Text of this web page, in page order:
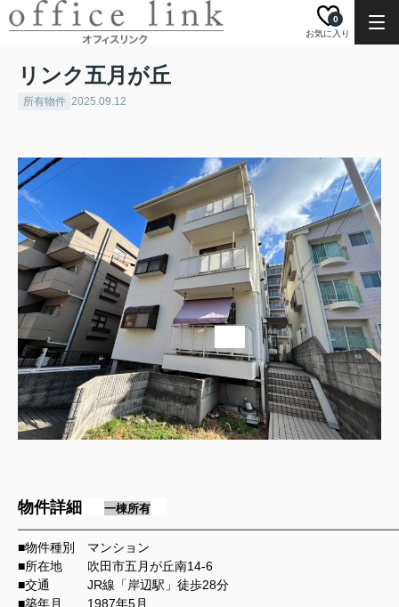
お気に入り
0
リンク五月が丘
所有物件 2025.09.12
物件詳細 一棟所有
■物件種別 マンション
■所在地 吹田市五月が丘南14-6
■交通 JR線「岸辺駅」徒歩28分
■築年月 1987年5月